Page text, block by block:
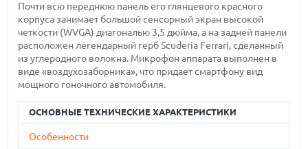
Почти всю переднюю панель его глянцевого красного
корпуса занимает большой сенсорный экран высокой
четкости (WVGA) диагональю 3,5 дюйма, а на задней панели
расположен легендарный герб Scuderia Ferrari, сделанный
из углеродного волокна. Микрофон аппарата выполнен в
виде «воздухозаборника», что придает смартфону вид
мощного гоночного автомобиля.
ОСНОВНЫЕ ТЕХНИЧЕСКИЕ ХАРАКТЕРИСТИКИ
Особенности